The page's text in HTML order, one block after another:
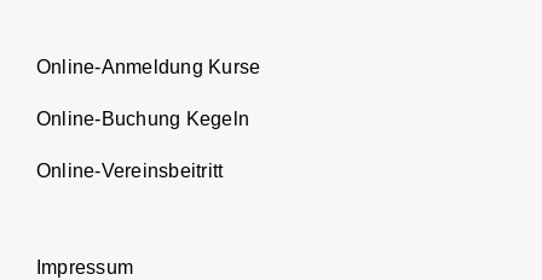
Online-Anmeldung Kurse
Online-Buchung Kegeln
Online-Vereinsbeitritt
Impressum